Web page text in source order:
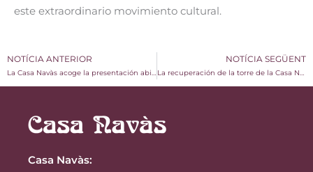
este extraordinario movimiento cultural.
NOTÍCIA ANTERIOR
La Casa Navàs acoge la presentación abierta al público del libro sobre la historia del vermut en Reus
NOTÍCIA SEGÜENT
La recuperación de la torre de la Casa Navàs avanza a buen ritmo
Casa Navàs: